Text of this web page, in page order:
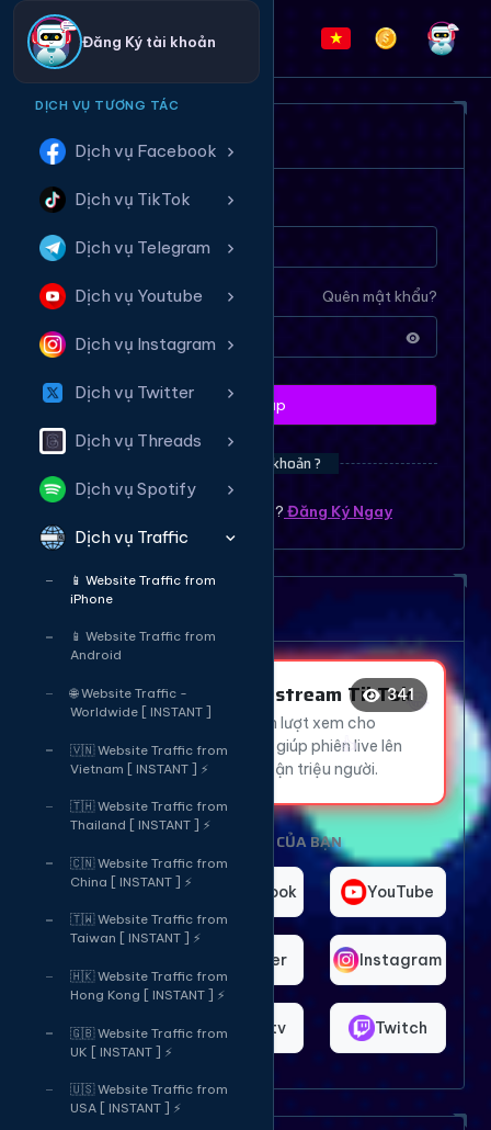
Đăng Ký tài khoản
DỊCH VỤ TƯƠNG TÁC
Dịch vụ Facebook
Dịch vụ TikTok
Dịch vụ Telegram
Dịch vụ Youtube
Dịch vụ Instagram
Dịch vụ Twitter
Dịch vụ Threads
Dịch vụ Spotify
Dịch vụ Traffic
📱 Website Traffic from
iPhone
📱 Website Traffic from
Android
🌐 Website Traffic -
Worldwide [ INSTANT ]
🇻🇳 Website Traffic from
Vietnam [ INSTANT ] ⚡
🇹🇭 Website Traffic from
Thailand [ INSTANT ] ⚡
🇨🇳 Website Traffic from
China [ INSTANT ] ⚡
🇹🇼 Website Traffic from
Taiwan [ INSTANT ] ⚡
🇭🇰 Website Traffic from
Hong Kong [ INSTANT ] ⚡
🇬🇧 Website Traffic from
UK [ INSTANT ] ⚡
🇺🇸 Website Traffic from
USA [ INSTANT ] ⚡
ĐĂNG NHẬP HỆ THỐNG
Tên tài khoản
Quên mật khẩu?
Mật khẩu
Đăng nhập
Bạn chưa có tài khoản ?
Bạn chưa có tài khoản ? ? Đăng Ký Ngay
Dịch vụ tăng mắt Livetream
Tăng Mắt Livestream TikTok
Thu hút hàng ngàn lượt xem cho
livestream TikTok, giúp phiên live lên
xu hướng và tiếp cận triệu người.
343
😍
👍
❤️
😂
👍
CHỌN NỀN TẢNG CỦA BẠN
TikTok Facebook YouTube
Twitter Instagram
Shopee Bigo.tv Twitch